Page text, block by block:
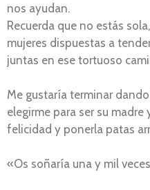
nos ayudan.
Recuerda que no estás
mujeres dispuestas a
juntas en ese tortuoso
Me gustaría terminar
elegirme para ser su
felicidad y ponerla patas
«Os soñaría una y mil